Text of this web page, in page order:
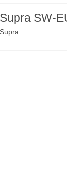
Supra SW-
Supra